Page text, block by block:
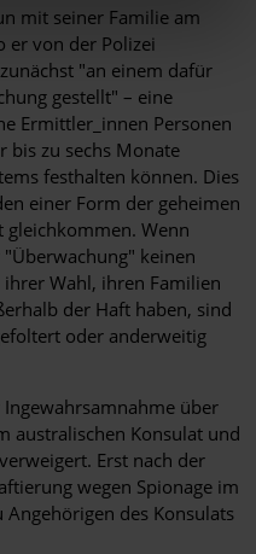
mit seiner Familie am
er von der Polizei
"an einem dafür
gestellt" – eine
Ermittler_innen Personen
bis zu sechs Monate
festhalten können. Dies
einer Form der geheimen
Wenn
keinen
Wahl, ihren Familien
der Haft haben, sind
oder anderweitig
über
australischen Konsulat und
Erst nach der
wegen Spionage im
des Konsulats